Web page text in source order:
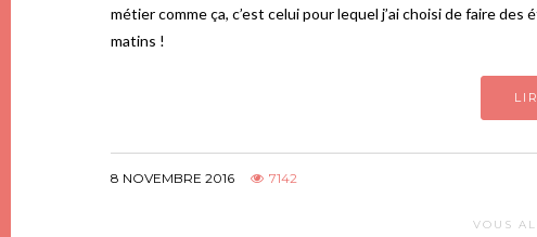
métier comme ça, c’est celui pour lequel j’ai choisi de faire
matins !
8 NOVEMBRE 2016 7142
VOUS